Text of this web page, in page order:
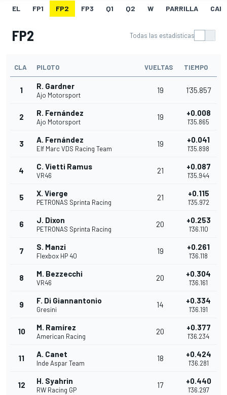
EL FP1 FP2 FP3 Q1 Q2 W PARRILLA
FP2 Todas las estadísticas
CLA PILOTO VUELTAS TIEMPO
1 R. Gardner
Ajo Motorsport
19 1'35.857
2 R. Fernández
Ajo Motorsport
19 +0.008
1'35.865
3 A. Fernández
Elf Marc VDS Racing Team
19 +0.041
1'35.898
4 C. Vietti Ramus
VR46
21 +0.087
1'35.944
5 X. Vierge
PETRONAS Sprinta Racing
21 +0.115
1'35.972
6 J. Dixon
PETRONAS Sprinta Racing
20 +0.253
1'36.110
7 S. Manzi
Flexbox HP 40
19 +0.261
1'36.118
8 M. Bezzecchi
VR46
20 +0.304
1'36.161
9 F. Di Giannantonio
Gresini
14 +0.334
1'36.191
10 M. Ramírez
American Racing
20 +0.377
1'36.234
11 A. Canet
Inde Aspar Team
18 +0.424
1'36.281
12 H. Syahrin
RW Racing GP
17 +0.440
1'36.297